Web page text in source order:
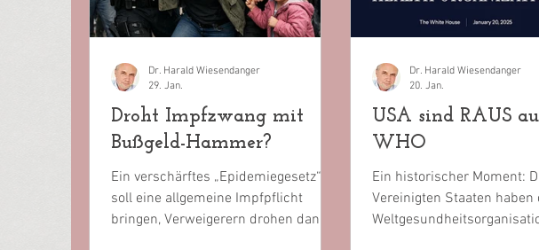
Droht Impfzwang mit
Bußgeld-Hammer?
Ein verschärftes „Epidemiegesetz“
soll eine allgemeine Impfpflicht
bringen, Verweigerern drohen dann
Dr. Harald Wiesendanger
29. Jan.
USA sind RAUS
WHO
Ein historischer Moment:
Vereinigten Staaten haben
Dr. Harald Wiesendanger
20. Jan.